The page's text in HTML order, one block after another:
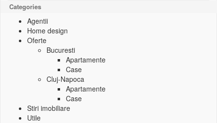
Categories
Agentii
Home design
Oferte
Bucuresti
Apartamente
Case
Cluj-Napoca
Apartamente
Case
Stiri imobiliare
Utile